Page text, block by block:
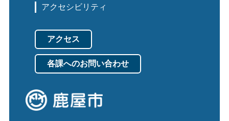
アクセシビリティ
アクセス
各課へのお問い合わせ